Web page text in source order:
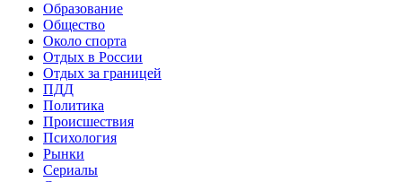
Образование
Общество
Около спорта
Отдых в России
Отдых за границей
ПДД
Политика
Происшествия
Психология
Рынки
Сериалы